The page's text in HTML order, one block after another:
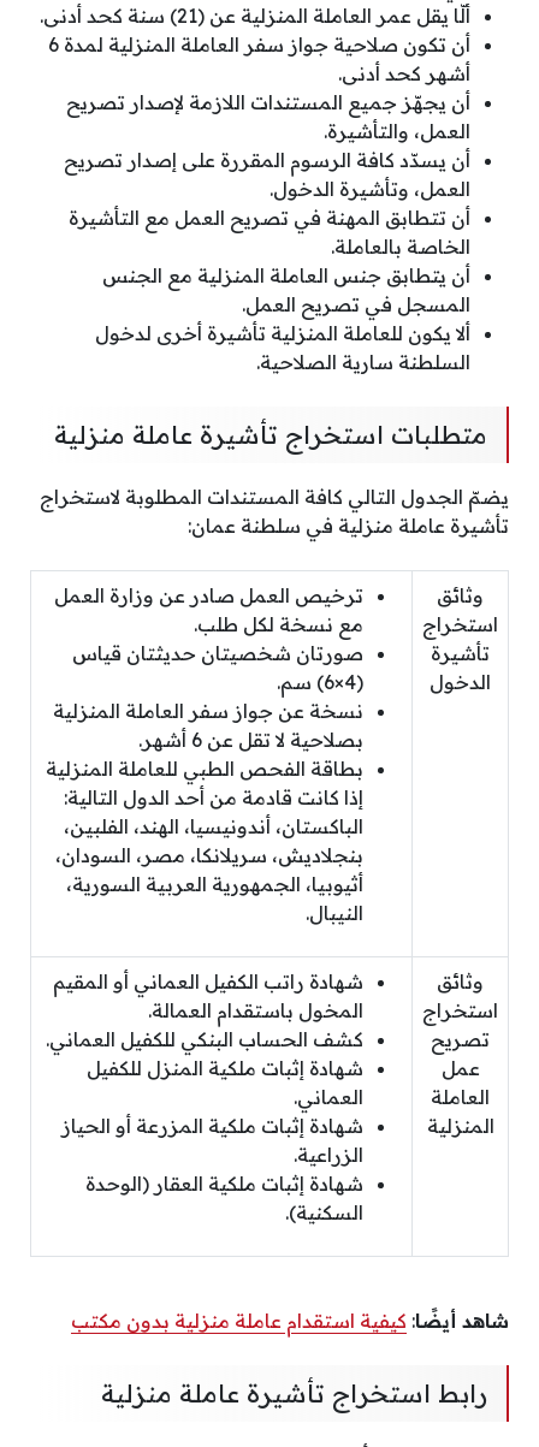
ألّا يقل عمر العاملة المنزلية عن (21) سنة كحد أدنى.
أن تكون صلاحية جواز سفر العاملة المنزلية لمدة 6
أشهر كحد أدنى.
أن يجهّز جميع المستندات اللازمة لإصدار تصريح
العمل، والتأشيرة.
أن يسدّد كافة الرسوم المقررة على إصدار تصريح
العمل، وتأشيرة الدخول.
أن تتطابق المهنة في تصريح العمل مع التأشيرة
الخاصة بالعاملة.
أن يتطابق جنس العاملة المنزلية مع الجنس
المسجل في تصريح العمل.
ألا يكون للعاملة المنزلية تأشيرة أخرى لدخول
السلطنة سارية الصلاحية.
متطلبات استخراج تأشيرة عاملة منزلية
يضمّ الجدول التالي كافة المستندات المطلوبة لاستخراج
تأشيرة عاملة منزلية في سلطنة عمان:
وثائق
استخراج
تأشيرة
الدخول
ترخيص العمل صادر عن وزارة العمل
مع نسخة لكل طلب.
صورتان شخصيتان حديثتان قياس
(4×6) سم.
نسخة عن جواز سفر العاملة المنزلية
بصلاحية لا تقل عن 6 أشهر.
بطاقة الفحص الطبي للعاملة المنزلية
إذا كانت قادمة من أحد الدول التالية:
الباكستان، أندونيسيا، الهند، الفلبين،
بنجلاديش، سريلانكا، مصر، السودان،
أثيوبيا، الجمهورية العربية السورية،
النيبال.
وثائق
استخراج
تصريح
عمل
العاملة
المنزلية
شهادة راتب الكفيل العماني أو المقيم
المخول باستقدام العمالة.
كشف الحساب البنكي للكفيل العماني.
شهادة إثبات ملكية المنزل للكفيل
العماني.
شهادة إثبات ملكية المزرعة أو الحياز
الزراعية.
شهادة إثبات ملكية العقار (الوحدة
السكنية).
شاهد أيضًا: كيفية استقدام عاملة منزلية بدون مكتب
رابط استخراج تأشيرة عاملة منزلية